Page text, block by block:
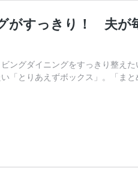
がすっきり！ 夫が
ビングダイニングをすっきり整え
い「とりあえずボックス」。「ま